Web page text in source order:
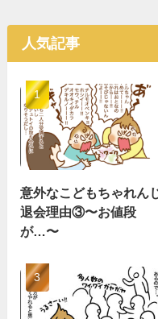
人気記事
意外なこどもちゃれん
退会理由③〜お値段
が…〜